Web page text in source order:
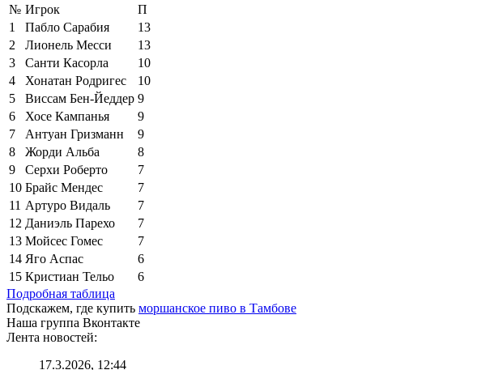
№ Игрок
П
1
Пабло Сарабия
13
2
Лионель Месси
13
3
Санти Касорла
10
4
Хонатан Родригес
10
5
Виссам Бен-Йеддер 9
6
Хосе Кампанья
9
7
Антуан Гризманн
9
8
Жорди Альба
8
9
Серхи Роберто
7
10 Брайс Мендес
7
11 Артуро Видаль
7
12 Даниэль Парехо
7
13 Мойсес Гомес
7
14 Яго Аспас
6
15 Кристиан Тельо
6
Подробная таблица
Подскажем, где купить моршанское пиво в Тамбове
Наша группа Вконтакте
Лента новостей:
17.3.2026, 12:44